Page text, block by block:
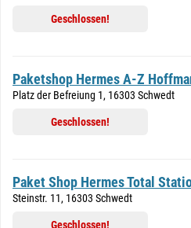
Geschlossen!
Paketshop Hermes A-Z
Platz der Befreiung 1, 16303 Schwedt
Geschlossen!
Paket Shop Hermes Total
Steinstr. 11, 16303 Schwedt
Geschlossen!